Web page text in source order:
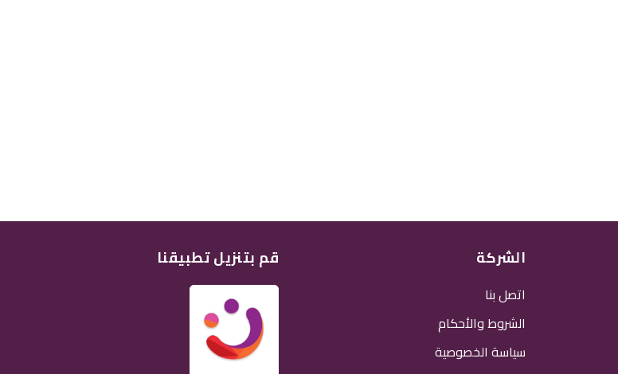
الشركة
اتصل بنا
الشروط والأحكام
سياسة الخصوصية
قم بتنزيل تطبيقنا